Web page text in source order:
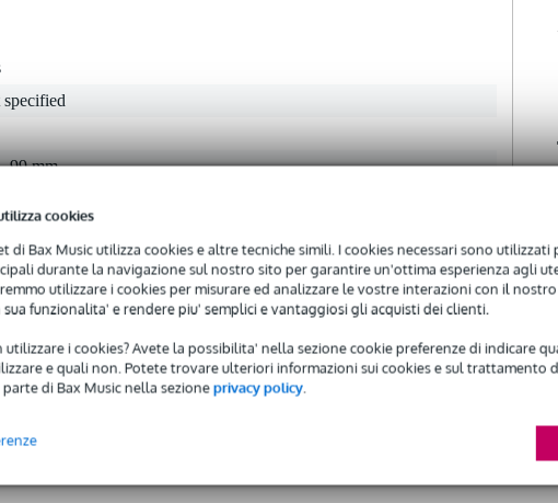
cookies
di Bax Music utilizza cookies e altre tecniche simili. I cookies necessari sono utilizzati
durante la navigazione sul nostro sito per garantire un'ottima esperienza agli
utilizzare i cookies per misurare ed analizzare le vostre interazioni con il
funzionalita' e rendere piu' semplici e vantaggiosi gli acquisti dei clienti.
utilizzare i cookies? Avete la possibilita' nella sezione cookie preferenze di indicare
e quali non. Potete trovare ulteriori informazioni sui cookies e sul trattamento
di Bax Music nella sezioneprivacy policy.
specified
99 mm
20,9 kHz
99 Hz
watt
kg100 V